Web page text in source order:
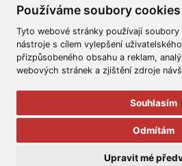
Používáme soubory cookies
Tyto webové stránky používají
nástroje s cílem vylepšení
přizpůsobeného obsahu a reklam,
webových stránek a zjištění zdroje
Souhlasím
Odmítám
Upravit mé
Všeobecné obchodní podmínky
Všechna práva